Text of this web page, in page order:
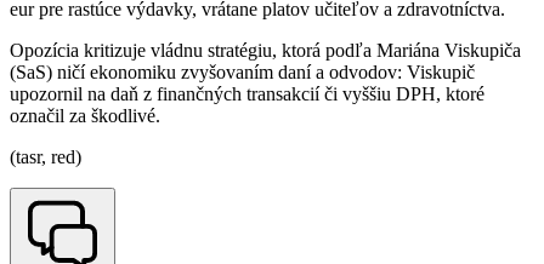
eur pre rastúce výdavky, vrátane platov učiteľov a zdravotníctva.
Opozícia kritizuje vládnu stratégiu, ktorá podľa Mariána Viskupiča
(SaS) ničí ekonomiku zvyšovaním daní a odvodov: Viskupič
upozornil na daň z finančných transakcií či vyššiu DPH, ktoré
označil za škodlivé.
(tasr, red)